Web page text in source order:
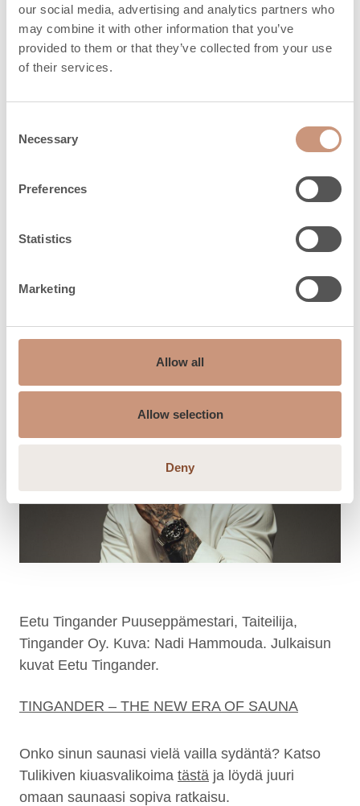
our social media, advertising and analytics partners who
may combine it with other information that you’ve
provided to them or that they’ve collected from your use
of their services.
Selection
Necessary
Preferences
Statistics
Marketing
Allow all
Allow selection
Deny
”Valaistuksen suunnittelin niin että heijastuksia ei
pääse syntymään saunan isoon
voi tarjota kiukaalle nappia painamalla
Kuvat kertovat enemmän kuin tuhat sanaa, ja jos
sijaitsevassa saunassa myös saunomaan.
Eetu Tingander Puuseppämestari, Taiteilija,
Tingander Oy. Kuva: Nadi Hammouda. Julkaisun
kuvat Eetu Tingander.
TINGANDER – THE NEW ERA OF SAUNA
Onko sinun saunasi vielä vailla sydäntä? Katso
Tulikiven kiuasvalikoima tästä ja löydä juuri
omaan saunaasi sopiva ratkaisu.